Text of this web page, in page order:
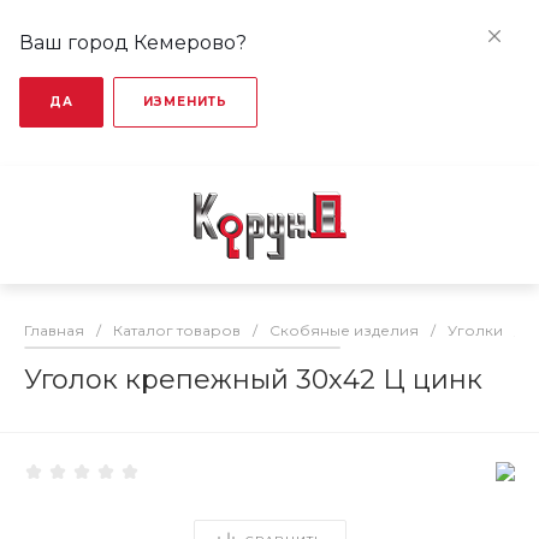
Ваш город Кемерово?
ДА ИЗМЕНИТЬ
Главная / Каталог товаров / Скобяные изделия / Уголки
Уголок крепежный 30х42 Ц цинк